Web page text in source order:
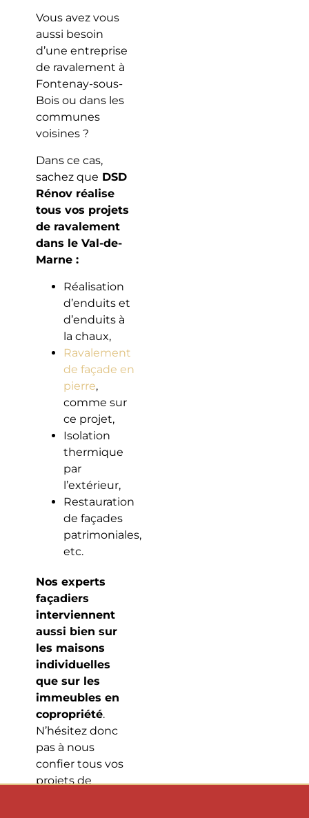
Vous avez vous
aussi besoin
d’une entreprise
de ravalement à
Fontenay-sous-
Bois ou dans les
communes
voisines ?
Dans ce cas,
sachez que DSD
Rénov réalise
tous vos projets
de ravalement
dans le Val-de-
Marne :
Réalisation
d’enduits et
d’enduits à
la chaux,
Ravalement
de façade en
pierre,
comme sur
ce projet,
Isolation
thermique
par
l’extérieur,
Restauration
de façades
patrimoniales,
etc.
Nos experts
façadiers
interviennent
aussi bien sur
les maisons
individuelles
que sur les
immeubles en
copropriété.
N’hésitez donc
pas à nous
confier tous vos
projets de